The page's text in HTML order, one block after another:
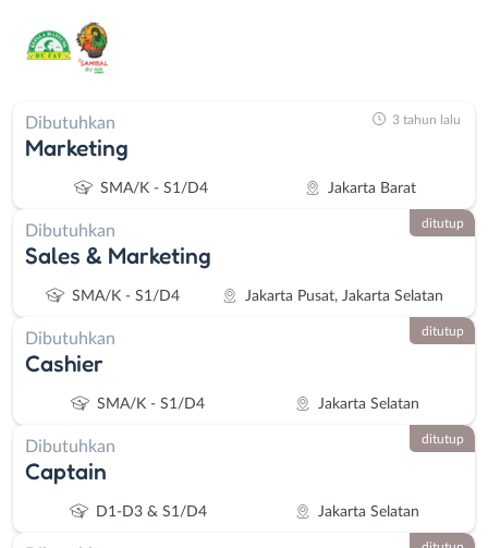
Dibutuhkan
Marketing
SMA/K - S1/D4 Jakarta Barat
3 tahun lalu
Dibutuhkan
Sales & Marketing
SMA/K - S1/D4 Jakarta Pusat, Jakarta Selatan
ditutup
Dibutuhkan
Cashier
SMA/K - S1/D4 Jakarta Selatan
ditutup
Dibutuhkan
Captain
D1-D3 & S1/D4 Jakarta Selatan
ditutup